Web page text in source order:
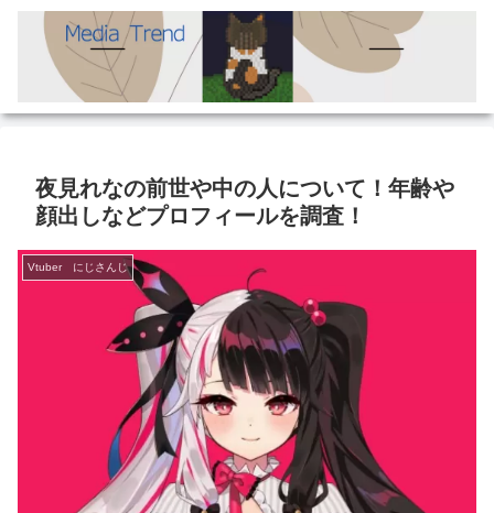
夜見れなの前世や中の人について！年齢や
顔出しなどプロフィールを調査！
Vtuber にじさんじ